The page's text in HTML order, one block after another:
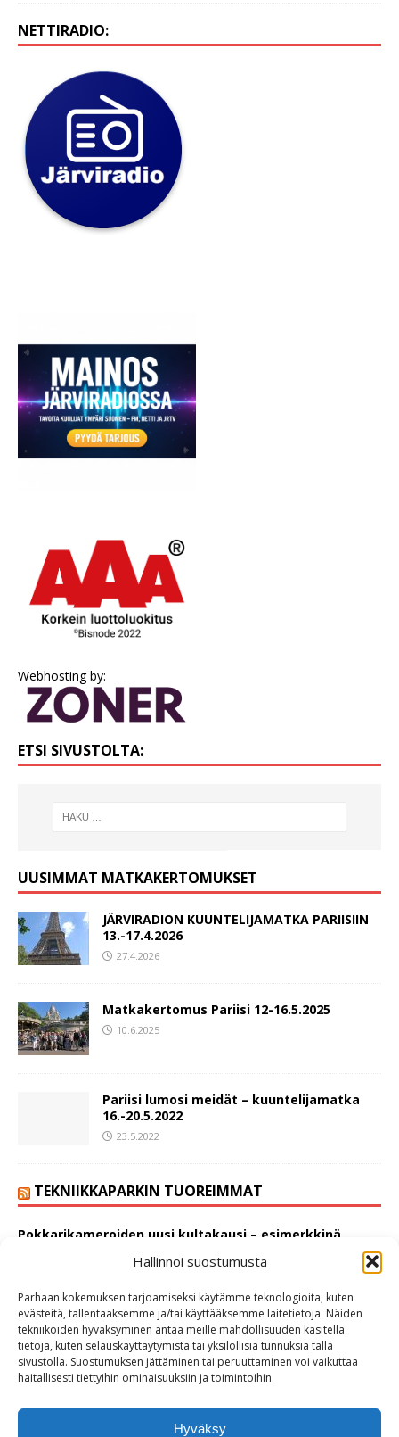
Hallinnoi suostumusta
Parhaan kokemuksen tarjoamiseksi käytämme teknologioita, kuten
evästeitä, tallentaaksemme ja/tai käyttääksemme laitetietoja. Näiden
tekniikoiden hyväksyminen antaa meille mahdollisuuden käsitellä
tietoja, kuten selauskäyttäytymistä tai yksilöllisiä tunnuksia tällä
sivustolla. Suostumuksen jättäminen tai peruuttaminen voi vaikuttaa
haitallisesti tiettyihin ominaisuuksiin ja toimintoihin.
Hyväksy
NETTIRADIO:
Webhosting by:
ETSI SIVUSTOLTA:
UUSIMMAT MATKAKERTOMUKSET
JÄRVIRADION KUUNTELIJAMATKA PARIISIIN
13.-17.4.2026
27.4.2026
Matkakertomus Pariisi 12-16.5.2025
10.6.2025
Pariisi lumosi meidät – kuuntelijamatka
16.-20.5.2022
23.5.2022
TEKNIIKKAPARKIN TUOREIMMAT
Pokkarikameroiden uusi kultakausi – esimerkkinä
25.4.2026
Galaxy S25 ja Apple iPhone 17 Pro 8.2.2026
Miksi CD-soittimen levykelkassa on kahdet urat? Tässä
Mini CD:n tarina 31.12.2025